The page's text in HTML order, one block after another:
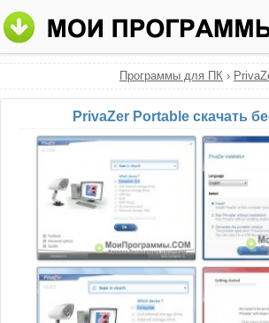
Программы для ПК ›
PrivaZer Portable скачать